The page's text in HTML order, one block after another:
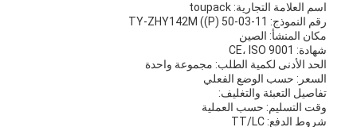
اسم العلامة التجارية: toupack
رقم النموذج: TY-ZHY142M ((P) 50-03-11
مكان المنشأ: الصين
شهادة: CE، ISO 9001
الحد الأدنى لكمية الطلب: مجموعة واحدة
السعر: حسب الوضع الفعلي
تفاصيل التعبئة والتغليف:
وقت التسليم: حسب العملية
شروط الدفع: TT/LC